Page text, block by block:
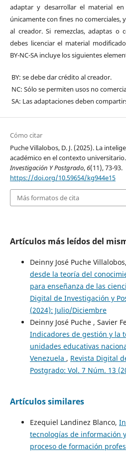
adaptar y desarrollar el material
únicamente con fines no comerciales,
al creador. Si remezclas, adaptas o
debes licenciar el material
BY-NC-SA incluye los siguientes
BY: se debe dar crédito al creador.
NC: Sólo se permiten usos no
SA: Las adaptaciones deben
Cómo citar
Puche Villalobos, D. J. (2025). La
académico en el contexto universitario.
Investigación Y Postgrado,6(11), 73-93.
https://doi.org/10.59654/kg944e15
Más formatos de cita
Artículos más leídos del
Deinny José Puche Villalobos,
desde la teoría del
para enseñanza de las
Digital de Investigación y
(2024): Julio/Diciembre
Deinny José Puche , Savier
Indicadores de gestión y la
unidades educativas
Venezuela , Revista Digital
Postgrado: Vol. 7 Núm. 13
Artículos similares
Ezequiel Landinez Blanco,
tecnologías de información
proceso de formación